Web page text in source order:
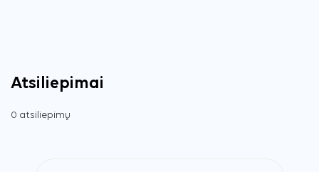
Atsiliepimai
0 atsiliepimų